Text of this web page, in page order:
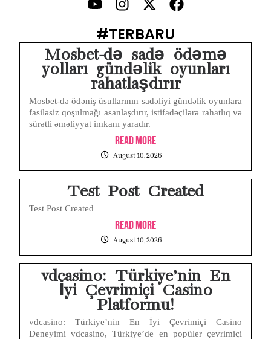
HP Vivo Suka Mati Sendiri Padahal Baterai Masih Banyak? Ini 5 Penyebab dan Solusinya!
HP Infinix Stuck di Logo Setelah Update XOS? Jangan Panik, Cek Ini Sebelum Reset Data!
MAKI Soroti Penahanan Eks Jampidsus Febrie Adriansyah Tanpa Rompi Pink
#TERBARU
Mosbet-də sadə ödəmə
yolları gündəlik oyunları
rahatlaşdırır
Mosbet-də ödəniş üsullarının sadəliyi gündəlik oyunlara
fasiləsiz qoşulmağı asanlaşdırır, istifadəçilərə rahatlıq və
sürətli əməliyyat imkanı yaradır.
Read More
August 10, 2026
Test Post Created
Test Post Created
Read More
August 10, 2026
vdcasino: Türkiye’nin En
İyi Çevrimiçi Casino
Platformu!
vdcasino: Türkiye’nin En İyi Çevrimiçi Casino
Deneyimi vdcasino, Türkiye’de en popüler çevrimiçi